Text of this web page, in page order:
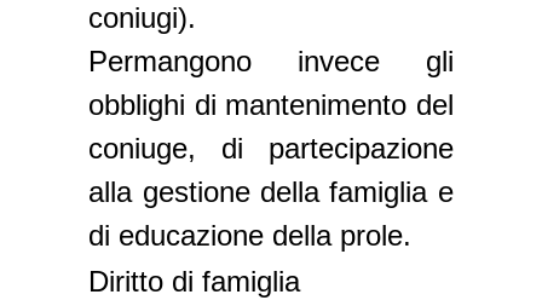
coniugi).
Permangono invece gli
obblighi di mantenimento del
coniuge, di partecipazione
alla gestione della famiglia e
di educazione della prole.
Diritto di famiglia